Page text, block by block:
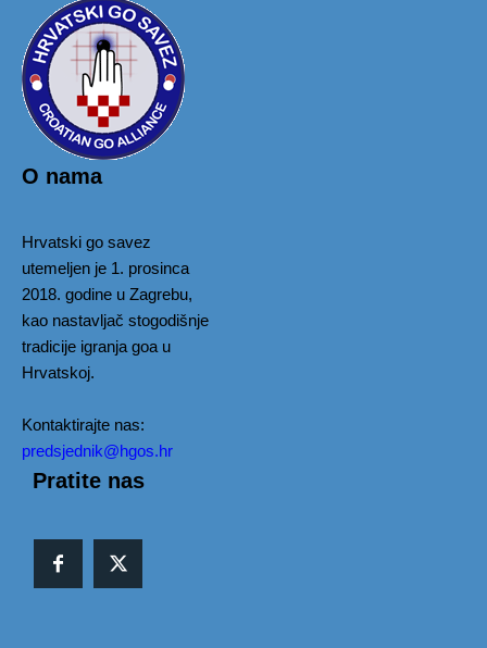
O nama
Hrvatski go savez
utemeljen je 1. prosinca
2018. godine u Zagrebu,
kao nastavljač stogodišnje
tradicije igranja goa u
Hrvatskoj.
Kontaktirajte nas:
predsjednik@hgos.hr
Pratite nas